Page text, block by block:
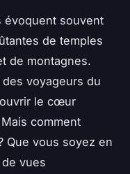
évoquent souvent
de temples
de montagnes.
des voyageurs du
le cœur
comment
Que vous soyez en
de vues